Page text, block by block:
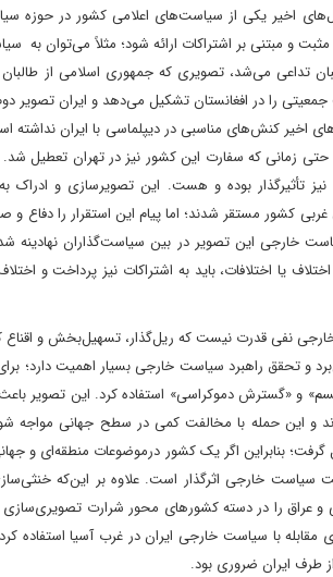
اخیر یکی از سیاست‌های اعلامی کشور در حوزه
و مبتنی بر اشتراکات ارائه شود؛ مثلاً می‌توان به
تداعی می‌شد، تصویری که جمهوری اسلامی از
را در افغانستان تشکیل می‌دهد و ایران تصویر
اخیر کنش‌های مناسبی در دیپلماسی با ایران
زمانی که سفارت این کشور نیز در تهران تعطیل شد.
نیز تأثیرگذار بوده و هست. این تصویرسازی و
کشور مستقر شدند؛ اما پیام این استقرار را دفاع
خارجی این تصویر در بین سیاست‌گذاران نهادینه
یا اختلافات، باید به اشتراکات نیز پرداخت و
نفی قدرت نیست که ریل‌گذار، تسهیل‌بخش و
و تحقق راهبرد سیاست خارجی بسیار اهمیت دارد؛ برای
و «گسترش دموکراسی» استفاده کرد. این تصویر
شوند و این حمله با مخالفت کمی در سطح جهانی
بنابراین اگر یک کشور درموضوعات منطقه‌ای و
سیاست خارجی اثرگذار است. علاوه بر این‌که
و عراق را در دسته کشورهای محور شرارت تصویری‌سازی
با سیاست خارجی ایران در غرب آسیا استفاده
طرف ایران ضروری بود.